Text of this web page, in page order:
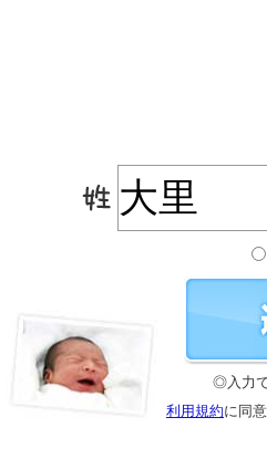
◎入力
利用規約に同